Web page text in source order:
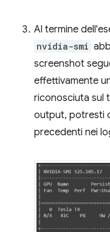
Al termine
nvidia-smi
screenshot
effettivamente
riconosciuta sul
output, potresti
precedenti nei